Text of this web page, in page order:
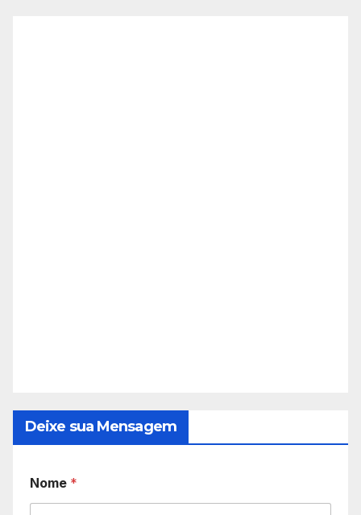
Deixe sua Mensagem
Nome *